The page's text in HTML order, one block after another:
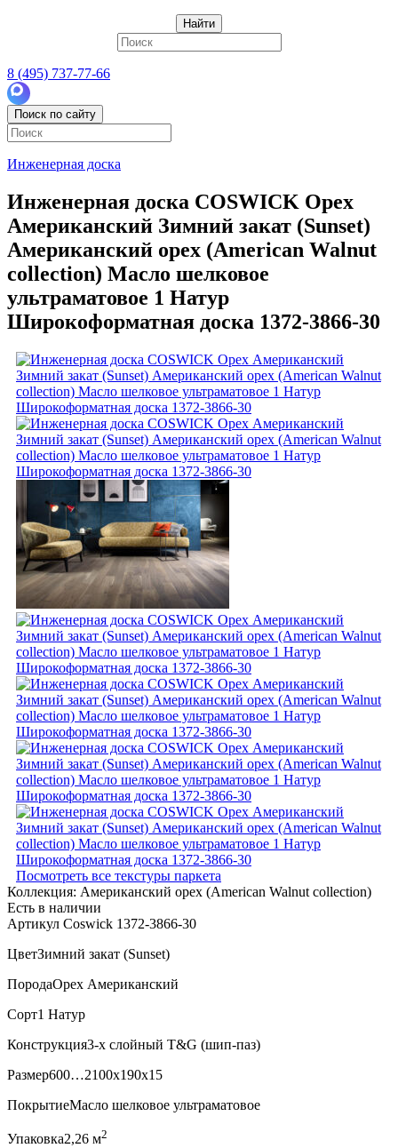
Найти
8 (495) 737-77-66
Поиск по сайту
Инженерная доска
Инженерная доска COSWICK Орех
Американский Зимний закат (Sunset)
Американский орех (American Walnut
collection) Масло шелковое
ультраматовое 1 Натур
Широкоформатная доска 1372-3866-30
Посмотреть все текстуры паркета
Коллекция: Американский орех (American Walnut collection)
Есть в наличии
Артикул Coswick 1372-3866-30
ЦветЗимний закат (Sunset)
ПородаОрех Американский
Сорт1 Натур
Конструкция3-х слойный T&G (шип-паз)
Размер600…2100x190x15
ПокрытиеМасло шелковое ультраматовое
Упаковка2,26 м2